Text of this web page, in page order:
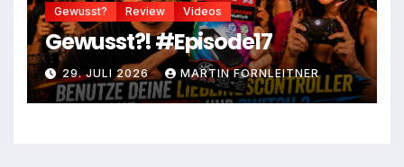
Gewusst? Review Videos
Gewusst?! #Episode17
29. JULI 2026 MARTIN FORNLEITNER